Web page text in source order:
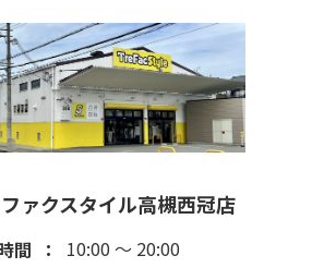
ファクスタイル高槻西冠店
間
10:00 ～ 20:00